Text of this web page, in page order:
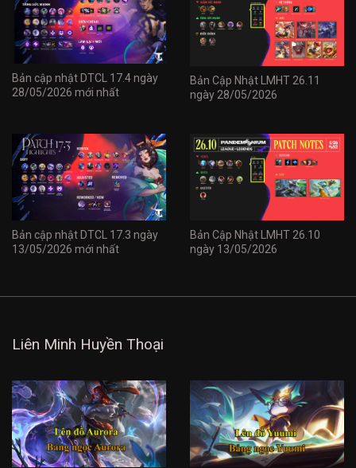
Bản cập nhật DTCL 17.4 ngày
28/05/2026 mới nhất
Bản Cập Nhật LMHT 26.11
ngày 28/05/2026
Bản cập nhật DTCL 17.3 ngày
13/05/2026 mới nhất
Bản Cập Nhật LMHT 26.10
ngày 13/05/2026
Liên Minh Huyền Thoại